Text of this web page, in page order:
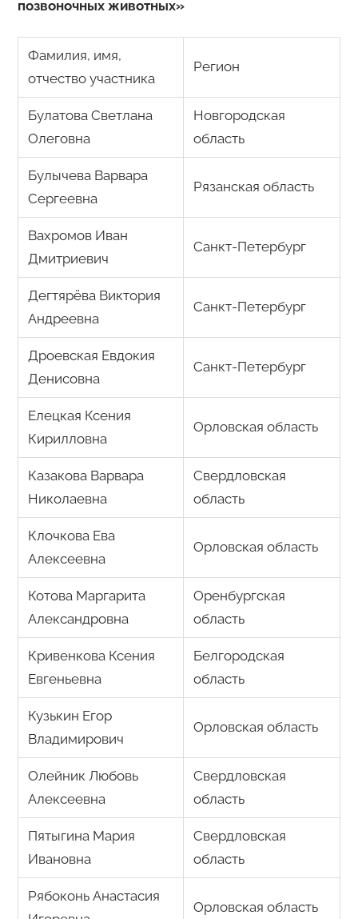
позвоночных животных»
Фамилия, имя,
отчество участника
Регион
Булатова Светлана
Олеговна
Новгородская
область
Булычева Варвара
Сергеевна
Рязанская область
Вахромов Иван
Дмитриевич
Санкт-Петербург
Дегтярёва Виктория
Андреевна
Санкт-Петербург
Дроевская Евдокия
Денисовна
Санкт-Петербург
Елецкая Ксения
Кирилловна
Орловская область
Казакова Варвара
Николаевна
Свердловская
область
Клочкова Ева
Алексеевна
Орловская область
Котова Маргарита
Александровна
Оренбургская
область
Кривенкова Ксения
Евгеньевна
Белгородская
область
Кузькин Егор
Владимирович
Орловская область
Олейник Любовь
Алексеевна
Свердловская
область
Пятыгина Мария
Ивановна
Свердловская
область
Рябоконь Анастасия
Орловская область